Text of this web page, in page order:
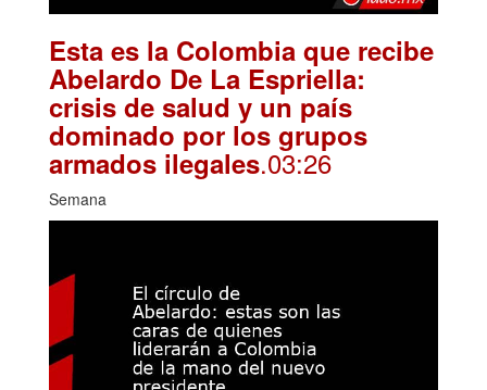
Esta es la Colombia que recibe
Abelardo De La Espriella:
crisis de salud y un país
dominado por los grupos
armados ilegales.03:26
Semana